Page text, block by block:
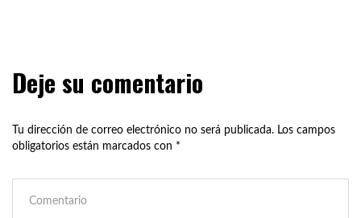
Deje su comentario
Tu dirección de correo electrónico no será publicada. Los campos
obligatorios están marcados con *